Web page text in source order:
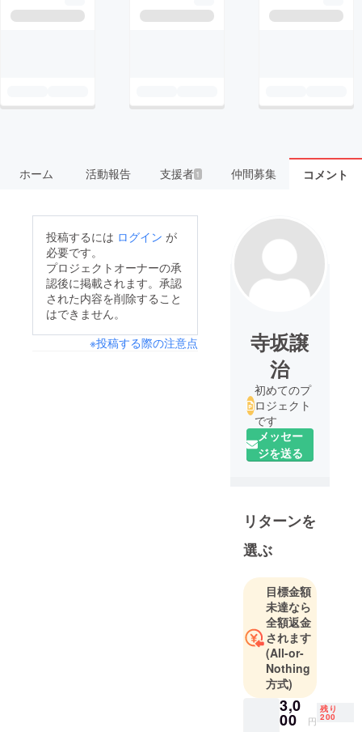
ホーム 活動報告 支援者 1 仲間募集 コメント
投稿するには ログイン が
必要です。
プロジェクトオーナーの承
認後に掲載されます。承認
された内容を削除すること
はできません。
※投稿する際の注意点
寺坂譲
治
初めてのプ
ロジェクト
です
メッセー
ジを送る
リターンを
選ぶ
目標金額
未達なら
全額返金
されます
(All-or-
Nothing
方式)
3,0
00 円
残り
200